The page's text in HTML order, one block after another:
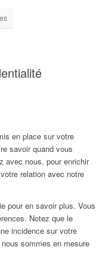
en place sur votre
savoir quand vous
avec nous, pour enrichir
relation avec notre
pour en savoir plus. Vous
Notez que le
incidence sur votre
sommes en mesure